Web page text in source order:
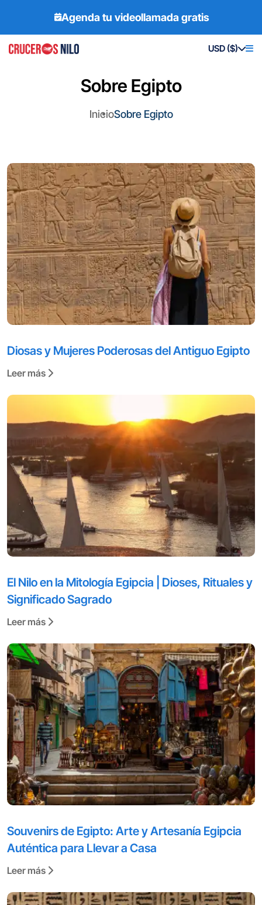
Agenda tu videollamada gratis
USD ($)
Sobre Egipto
InicioSobre Egipto
Diosas y Mujeres Poderosas del Antiguo Egipto
Leer más
El Nilo en la Mitología Egipcia | Dioses, Rituales y
Significado Sagrado
Leer más
Souvenirs de Egipto: Arte y Artesanía Egipcia
Auténtica para Llevar a Casa
Leer más